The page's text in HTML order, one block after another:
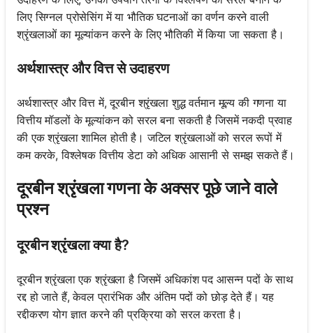
लिए सिग्नल प्रोसेसिंग में या भौतिक घटनाओं का वर्णन करने वाली
श्रृंखलाओं का मूल्यांकन करने के लिए भौतिकी में किया जा सकता है।
अर्थशास्त्र और वित्त से उदाहरण
अर्थशास्त्र और वित्त में, दूरबीन श्रृंखला शुद्ध वर्तमान मूल्य की गणना या
वित्तीय मॉडलों के मूल्यांकन को सरल बना सकती है जिसमें नकदी प्रवाह
की एक श्रृंखला शामिल होती है। जटिल श्रृंखलाओं को सरल रूपों में
कम करके, विश्लेषक वित्तीय डेटा को अधिक आसानी से समझ सकते हैं।
दूरबीन श्रृंखला गणना के अक्सर पूछे जाने वाले
प्रश्न
दूरबीन श्रृंखला क्या है?
दूरबीन श्रृंखला एक श्रृंखला है जिसमें अधिकांश पद आसन्न पदों के साथ
रद्द हो जाते हैं, केवल प्रारंभिक और अंतिम पदों को छोड़ देते हैं। यह
रद्दीकरण योग ज्ञात करने की प्रक्रिया को सरल करता है।